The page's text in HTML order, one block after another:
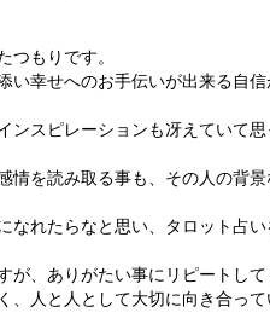
つもりです。
い幸せへのお手伝いが出来る自信
ンスピレーションも冴えていて
情を読み取る事も、その人の背
なれたらなと思い、タロット占い
が、ありがたい事にリピートして
、人と人として大切に向き合って